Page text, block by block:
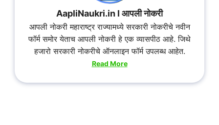
AapliNaukri.in l आपली नोकरी
आपली नोकरी महाराष्ट्र राज्यामध्ये सरकारी नोकरीचे नवीन
फॉर्म समोर येताच आपली नोकरी हे एक व्यासपीठ आहे. जिथे
हजारो सरकारी नोकरीचे ऑनलाइन फॉर्म उपलब्ध आहेत.
Read More